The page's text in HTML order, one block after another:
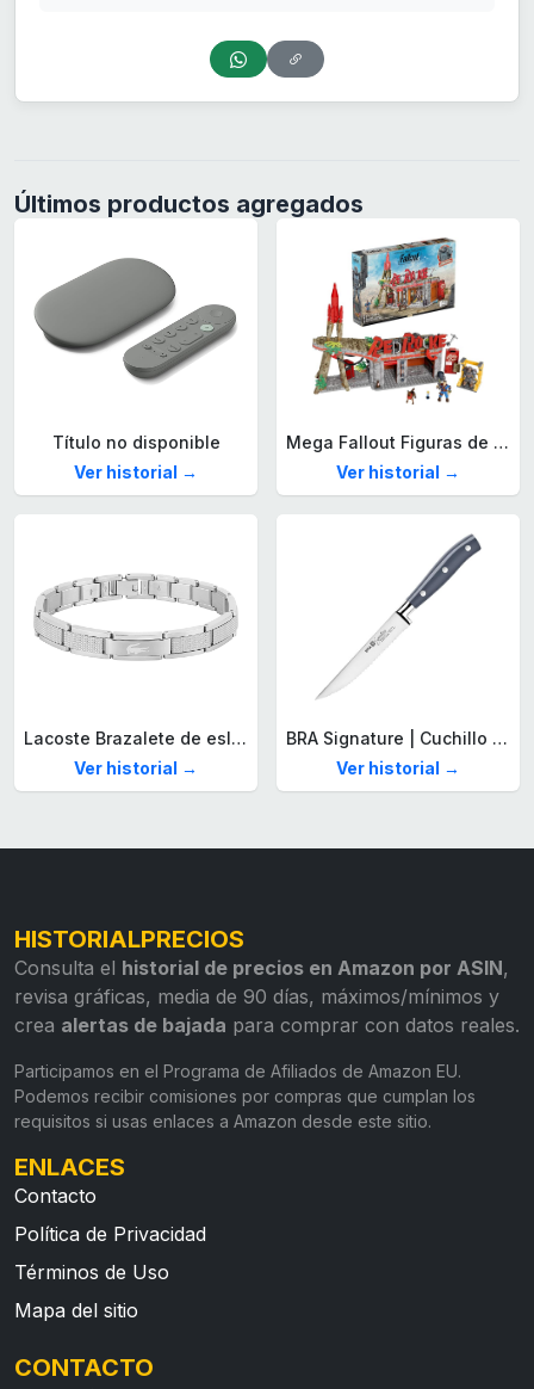
Últimos productos agregados
Título no disponible
Ver historial →
Mega Fallout Figuras de acción y Juguetes de construcción, Parada de Camiones Red Rocket con 824 Piezas, 2 Personajes articulados y Accesorios, para coleccionistas, HXT00
Ver historial →
Lacoste Brazalete de eslabón para Hombre Colección STENCIL de Acero inoxidable
Ver historial →
BRA Signature | Cuchillo tomatero 120 mm, Acero Inoxidable alemán forjado con Molibdeno Vanadio, Mango Remachado ABS, Diseño Ergonómico, Hoja 1,6 mm espesor
Ver historial →
HISTORIALPRECIOS
Consulta el historial de precios en Amazon por ASIN,
revisa gráficas, media de 90 días, máximos/mínimos y
crea alertas de bajada para comprar con datos reales.
Participamos en el Programa de Afiliados de Amazon EU.
Podemos recibir comisiones por compras que cumplan los
requisitos si usas enlaces a Amazon desde este sitio.
ENLACES
Contacto
Política de Privacidad
Términos de Uso
Mapa del sitio
CONTACTO